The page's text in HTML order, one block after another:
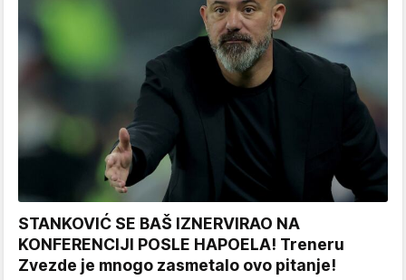
STANKOVIĆ SE BAŠ IZNERVIRAO NA
KONFERENCIJI POSLE HAPOELA! Treneru
Zvezde je mnogo zasmetalo ovo pitanje!